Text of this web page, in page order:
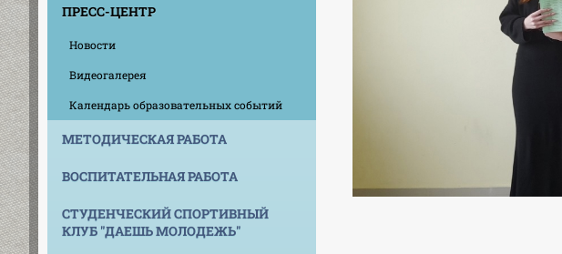
ПРЕСС-ЦЕНТР
Новости
Видеогалерея
Календарь образовательных событий
МЕТОДИЧЕСКАЯ РАБОТА
ВОСПИТАТЕЛЬНАЯ РАБОТА
СТУДЕНЧЕСКИЙ СПОРТИВНЫЙ
КЛУБ "ДАЕШЬ МОЛОДЕЖЬ"